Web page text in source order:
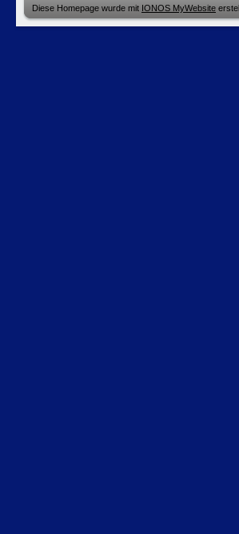
Diese Homepage wurde mit IONOS MyWebsite